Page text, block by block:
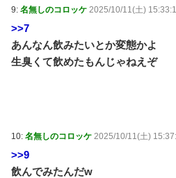
9: 名無しのコロッケ 2025/10/11(土)
>>7
あんなん飲みたいとか変態かよ
生臭くて飲めたもんじゃねえぞ
10: 名無しのコロッケ 2025/10/11(土)
>>9
飲んでみたんだw